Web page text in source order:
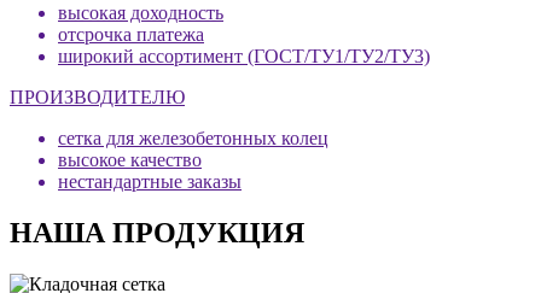
высокая доходность
отсрочка платежа
широкий ассортимент (ГОСТ/ТУ1/ТУ2/ТУ3)
ПРОИЗВОДИТЕЛЮ
сетка для железобетонных колец
высокое качество
нестандартные заказы
НАША ПРОДУКЦИЯ